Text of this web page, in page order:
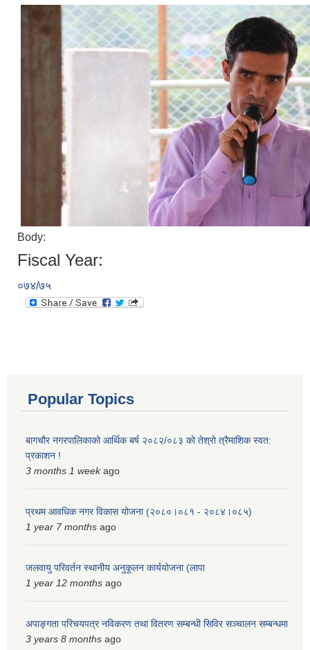
Body:
Fiscal Year:
०७४/७५
Popular Topics
बागचौर नगरपालिकाको आर्थिक बर्ष २०८२/०८३ को तेश्रो त्रैमाशिक स्वत:
प्रकाशन !
3 months 1 weekago
प्रथम आवधिक नगर विकास योजना (२०८०।०८१ - २०८४।०८५)
1 year 7 months ago
जलवायु परिवर्तन स्थानीय अनुकूलन कार्ययोजना (लापा
1 year 12 months ago
अपाङ्गता परिचयपत्र नविकरण तथा वितरण सम्बन्धी सिविर सञ्चालन सम्बन्धमा
3 years 8 months ago